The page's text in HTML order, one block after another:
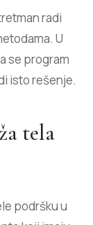
radi
U
se program
isto rešenje.
tela
podršku u